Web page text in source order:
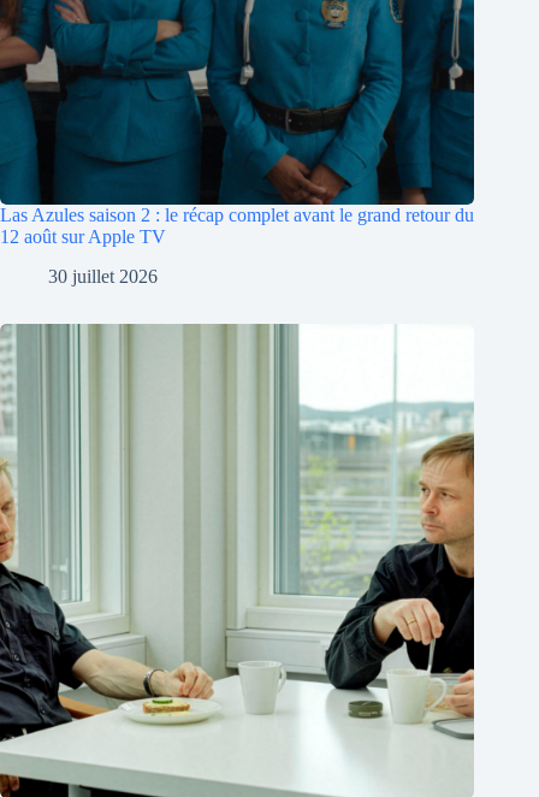
Las Azules saison 2 : le récap complet avant le grand retour du
12 août sur Apple TV
30 juillet 2026